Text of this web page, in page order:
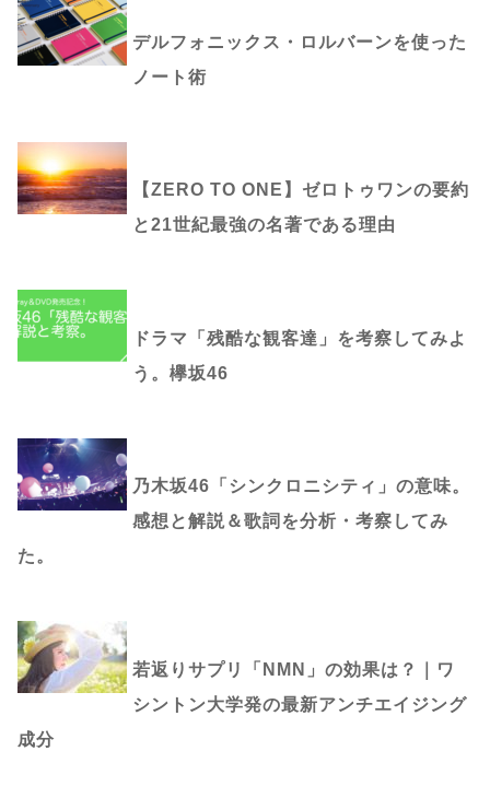
デルフォニックス・ロルバーンを使った
ノート術
【ZERO TO ONE】ゼロトゥワンの要約
と21世紀最強の名著である理由
ドラマ「残酷な観客達」を考察してみよ
う。欅坂46
乃木坂46「シンクロニシティ」の意味。
感想と解説＆歌詞を分析・考察してみ
た。
若返りサプリ「NMN」の効果は？｜ワ
シントン大学発の最新アンチエイジング
成分